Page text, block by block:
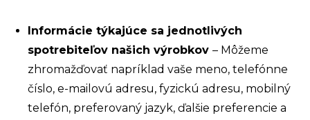
Informácie týkajúce sa jednotlivých
spotrebiteľov našich výrobkov – Môžeme
zhromažďovať napríklad vaše meno, telefónne
číslo, e-mailovú adresu, fyzickú adresu, mobilný
telefón, preferovaný jazyk, ďalšie preferencie a